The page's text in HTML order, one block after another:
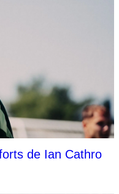
de Ian Cathro